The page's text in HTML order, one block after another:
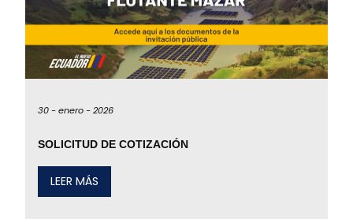
30 -enero -2026
SOLICITUD DE COTIZACIÓN
LEER MÁS